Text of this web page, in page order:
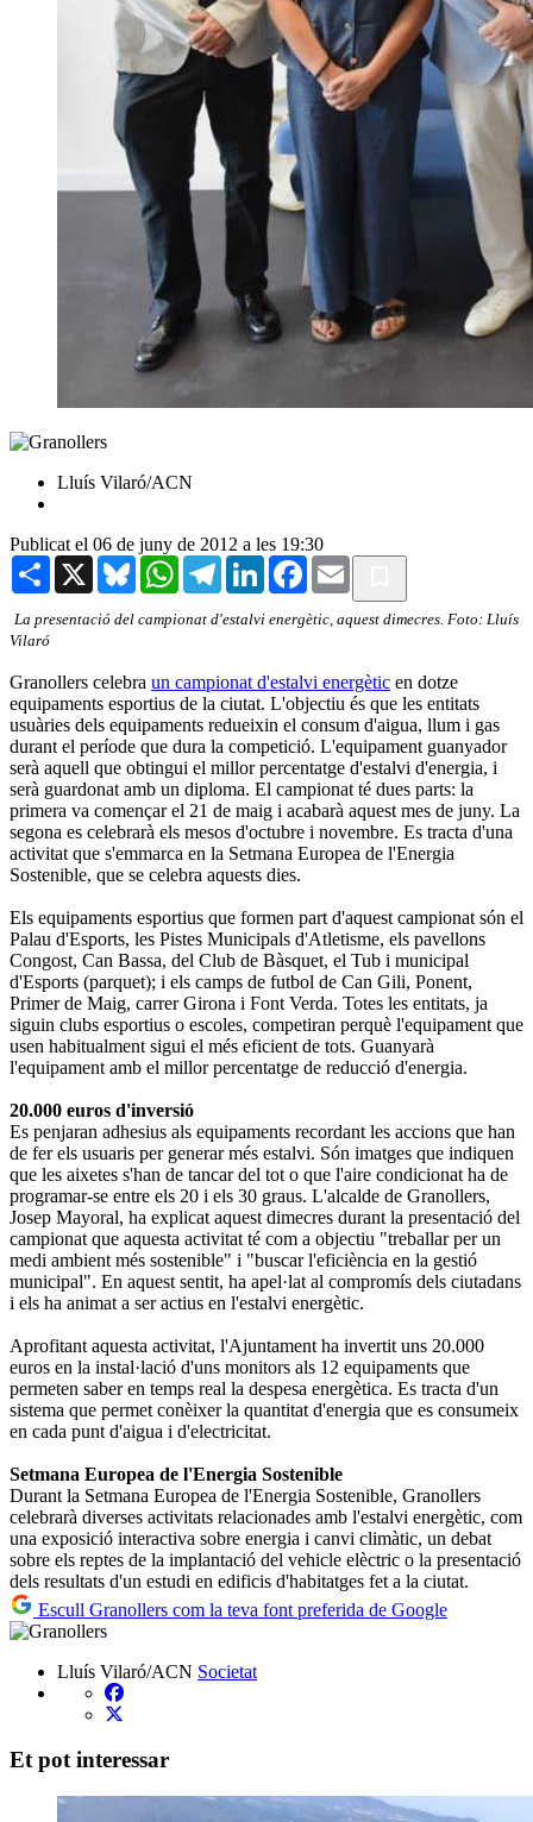
Lluís Vilaró/ACN
Publicat el 06 de juny de 2012 a les 19:30
Share X BlueskyWhatsAppTelegramLinkedInFacebook
Email
La presentació del campionat d'estalvi energètic, aquest dimecres. Foto: Lluís
Vilaró
Granollers celebra un campionat d'estalvi energètic en dotze
equipaments esportius de la ciutat. L'objectiu és que les entitats
usuàries dels equipaments redueixin el consum d'aigua, llum i gas
durant el període que dura la competició. L'equipament guanyador
serà aquell que obtingui el millor percentatge d'estalvi d'energia, i
serà guardonat amb un diploma. El campionat té dues parts: la
primera va començar el 21 de maig i acabarà aquest mes de juny. La
segona es celebrarà els mesos d'octubre i novembre. Es tracta d'una
activitat que s'emmarca en la Setmana Europea de l'Energia
Sostenible, que se celebra aquests dies.
Els equipaments esportius que formen part d'aquest campionat són el
Palau d'Esports, les Pistes Municipals d'Atletisme, els pavellons
Congost, Can Bassa, del Club de Bàsquet, el Tub i municipal
d'Esports (parquet); i els camps de futbol de Can Gili, Ponent,
Primer de Maig, carrer Girona i Font Verda. Totes les entitats, ja
siguin clubs esportius o escoles, competiran perquè l'equipament que
usen habitualment sigui el més eficient de tots. Guanyarà
l'equipament amb el millor percentatge de reducció d'energia.
20.000 euros d'inversió
Es penjaran adhesius als equipaments recordant les accions que han
de fer els usuaris per generar més estalvi. Són imatges que indiquen
que les aixetes s'han de tancar del tot o que l'aire condicionat ha de
programar-se entre els 20 i els 30 graus. L'alcalde de Granollers,
Josep Mayoral, ha explicat aquest dimecres durant la presentació del
campionat que aquesta activitat té com a objectiu "treballar per un
medi ambient més sostenible" i "buscar l'eficiència en la gestió
municipal". En aquest sentit, ha apel·lat al compromís dels ciutadans
i els ha animat a ser actius en l'estalvi energètic.
Aprofitant aquesta activitat, l'Ajuntament ha invertit uns 20.000
euros en la instal·lació d'uns monitors als 12 equipaments que
permeten saber en temps real la despesa energètica. Es tracta d'un
sistema que permet conèixer la quantitat d'energia que es consumeix
en cada punt d'aigua i d'electricitat.
Setmana Europea de l'Energia Sostenible
Durant la Setmana Europea de l'Energia Sostenible, Granollers
celebrarà diverses activitats relacionades amb l'estalvi energètic, com
una exposició interactiva sobre energia i canvi climàtic, un debat
sobre els reptes de la implantació del vehicle elèctric o la presentació
dels resultats d'un estudi en edificis d'habitatges fet a la ciutat.
Escull Granollers com la teva font preferida de Google
Lluís Vilaró/ACN Societat
Et pot interessar